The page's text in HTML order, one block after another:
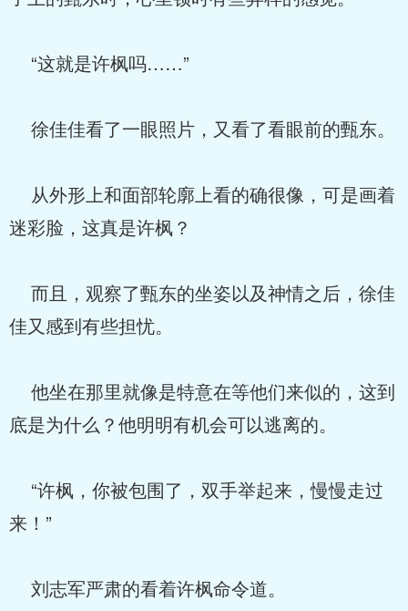
“这就是许枫吗……”
徐佳佳看了一眼照片，又看了看眼前的甄东。
从外形上和面部轮廓上看的确很像，可是画着
迷彩脸，这真是许枫？
而且，观察了甄东的坐姿以及神情之后，徐佳
佳又感到有些担忧。
他坐在那里就像是特意在等他们来似的，这到
底是为什么？他明明有机会可以逃离的。
“许枫，你被包围了，双手举起来，慢慢走过
来！”
刘志军严肃的看着许枫命令道。